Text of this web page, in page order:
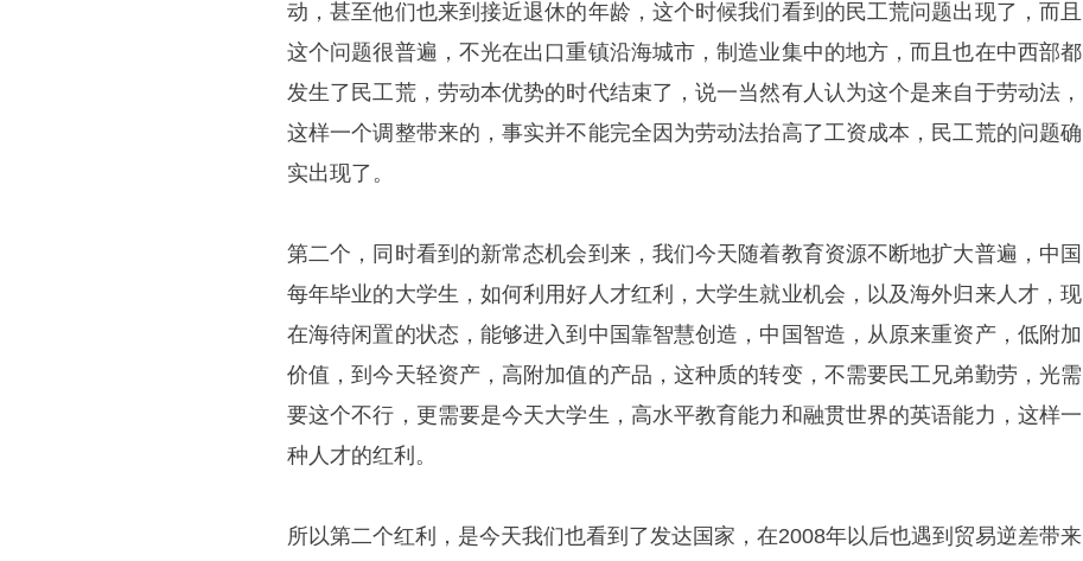
动，甚至他们也来到接近退休的年龄，这个时候我们看到的民工荒问题出现了，而且
这个问题很普遍，不光在出口重镇沿海城市，制造业集中的地方，而且也在中西部都
发生了民工荒，劳动本优势的时代结束了，说一当然有人认为这个是来自于劳动法，
这样一个调整带来的，事实并不能完全因为劳动法抬高了工资成本，民工荒的问题确
实出现了。
第二个，同时看到的新常态机会到来，我们今天随着教育资源不断地扩大普遍，中国
每年毕业的大学生，如何利用好人才红利，大学生就业机会，以及海外归来人才，现
在海待闲置的状态，能够进入到中国靠智慧创造，中国智造，从原来重资产，低附加
价值，到今天轻资产，高附加值的产品，这种质的转变，不需要民工兄弟勤劳，光需
要这个不行，更需要是今天大学生，高水平教育能力和融贯世界的英语能力，这样一
种人才的红利。
所以第二个红利，是今天我们也看到了发达国家，在2008年以后也遇到贸易逆差带来